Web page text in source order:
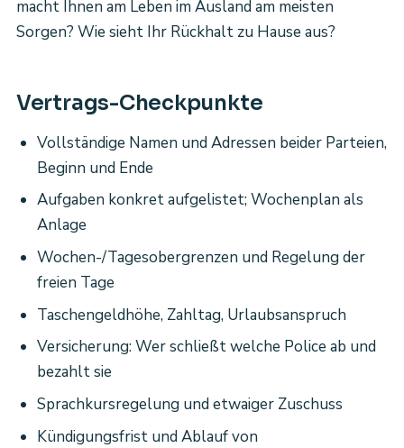
macht Ihnen am Leben im Ausland am meisten
Sorgen? Wie sieht Ihr Rückhalt zu Hause aus?
Vertrags-Checkpunkte
Vollständige Namen und Adressen beider Parteien,
Beginn und Ende
Aufgaben konkret aufgelistet; Wochenplan als
Anlage
Wochen-/Tagesobergrenzen und Regelung der
freien Tage
Taschengeldhöhe, Zahltag, Urlaubsanspruch
Versicherung: Wer schließt welche Police ab und
bezahlt sie
Sprachkursregelung und etwaiger Zuschuss
Kündigungsfrist und Ablauf von